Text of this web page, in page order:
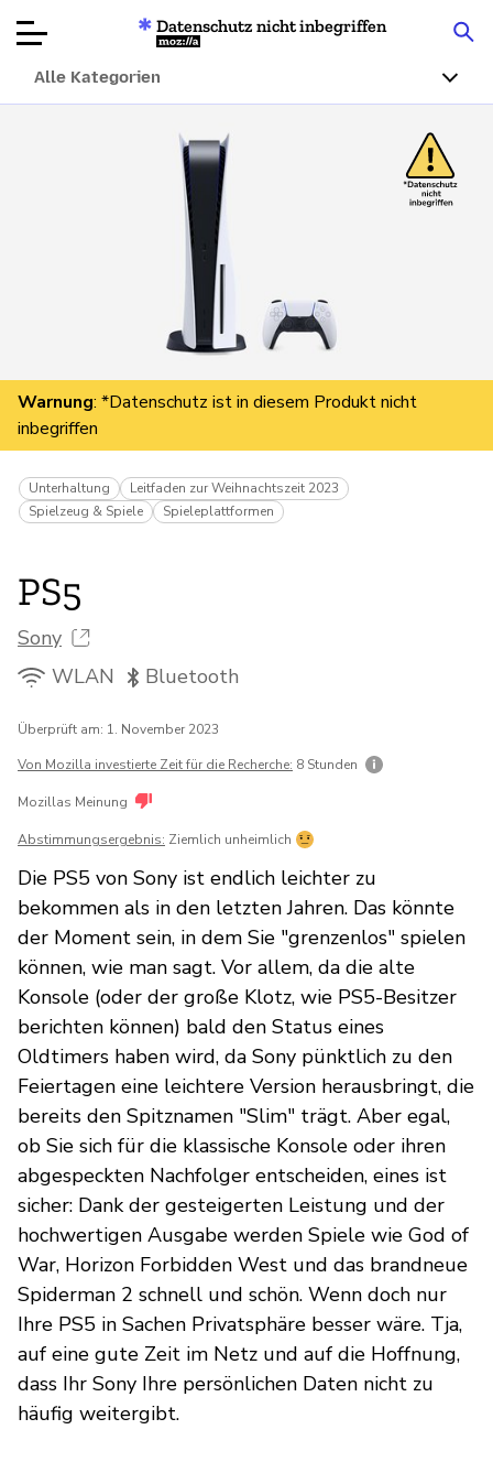
Produktbewertungen
Artikel
Über
Spenden
Datenschutz nicht inbegriffen
Mozilla
Alle Kategorien
Warnung: *Datenschutz ist in diesem Produkt nicht
inbegriffen
Unterhaltung
Leitfaden zur Weihnachtszeit 2023
Spielzeug & Spiele
Spieleplattformen
PS5
Sony
WLAN
Bluetooth
Überprüft am: 1. November 2023
Von Mozilla investierte Zeit für die Recherche: 8 Stunden
Mozillas Meinung
Abstimmungsergebnis: Ziemlich unheimlich
Die PS5 von Sony ist endlich leichter zu
bekommen als in den letzten Jahren. Das könnte
der Moment sein, in dem Sie "grenzenlos" spielen
können, wie man sagt. Vor allem, da die alte
Konsole (oder der große Klotz, wie PS5-Besitzer
berichten können) bald den Status eines
Oldtimers haben wird, da Sony pünktlich zu den
Feiertagen eine leichtere Version herausbringt, die
bereits den Spitznamen "Slim" trägt. Aber egal,
ob Sie sich für die klassische Konsole oder ihren
abgespeckten Nachfolger entscheiden, eines ist
sicher: Dank der gesteigerten Leistung und der
hochwertigen Ausgabe werden Spiele wie God of
War, Horizon Forbidden West und das brandneue
Spiderman 2 schnell und schön. Wenn doch nur
Ihre PS5 in Sachen Privatsphäre besser wäre. Tja,
auf eine gute Zeit im Netz und auf die Hoffnung,
dass Ihr Sony Ihre persönlichen Daten nicht zu
häufig weitergibt.